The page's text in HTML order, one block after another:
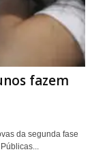
fazem
da segunda fase